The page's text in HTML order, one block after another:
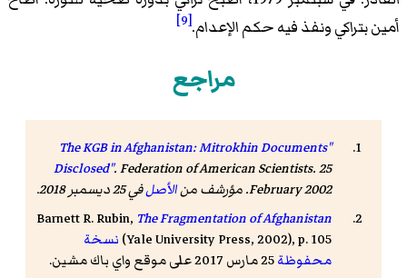
أمين بتراكي ونفذ فيه حكم الإعدام.[9]
مراجع
"The KGB in Afghanistan: Mitrokhin Documents
Disclosed". Federation of American Scientists. 25
February 2002. مؤرشف من
الأصلفي 25 ديسمبر 2018.
Barnett R. Rubin, The Fragmentation of Afghanistan
(Yale University Press, 2002), p. 105 نسخة
محفوظة